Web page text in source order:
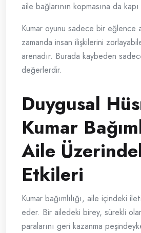
aile bağlarının kopmasına da
Kumar oyunu sadece bir eğlence
zamanda insan ilişkilerini
arenadır. Burada kaybeden
değerlerdir.
Duygusal
Kumar
Aile
Etkileri
Kumar bağımlılığı, aile içindeki
eder. Bir ailedeki birey, sürekli
paralarını geri kazanma